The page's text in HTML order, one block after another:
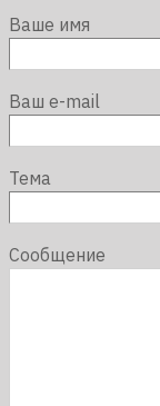
Ваше имя
Ваш e-mail
Тема
Сообщение